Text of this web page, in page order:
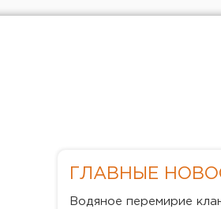
ГЛАВНЫЕ
Водяное перемирие